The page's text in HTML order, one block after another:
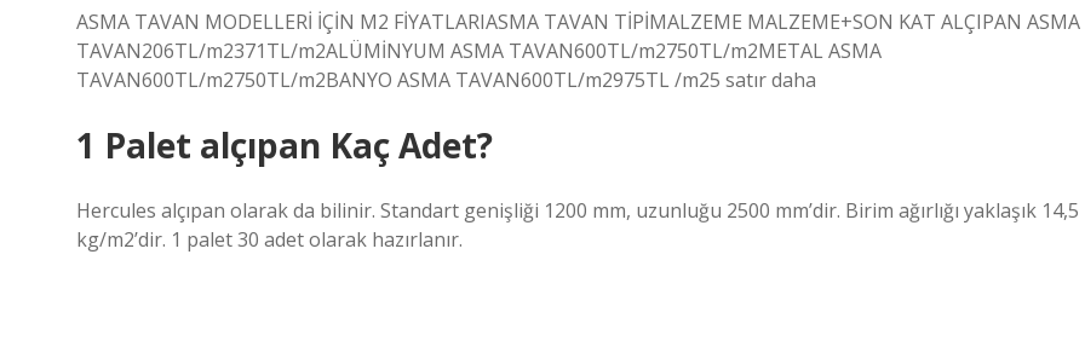
ASMA TAVAN MODELLERİ İÇİN M2 FİYATLARIASMA TAVAN TİPİMALZEME MALZEME+SON KAT ALÇIPAN ASMA
TAVAN206TL/m2371TL/m2ALÜMİNYUM ASMA TAVAN600TL/m2750TL/m2METAL ASMA
TAVAN600TL/m2750TL/m2BANYO ASMA TAVAN600TL/m2975TL /m25 satır daha
1 Palet alçıpan Kaç Adet?
Hercules alçıpan olarak da bilinir. Standart genişliği 1200 mm, uzunluğu 2500 mm’dir. Birim ağırlığı yaklaşık 14,5
kg/m2’dir. 1 palet 30 adet olarak hazırlanır.